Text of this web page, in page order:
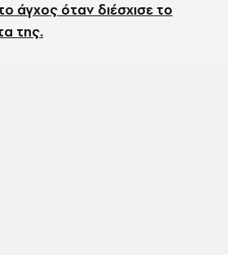
άγχος όταν διέσχισε το
της.